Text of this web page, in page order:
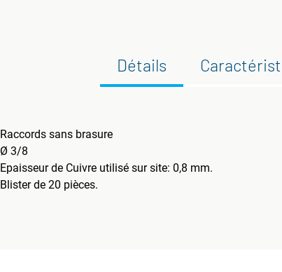
Détails
Raccords sans brasure
Ø 3/8
Epaisseur de Cuivre utilisé sur site: 0,8 mm.
Blister de 20 pièces.